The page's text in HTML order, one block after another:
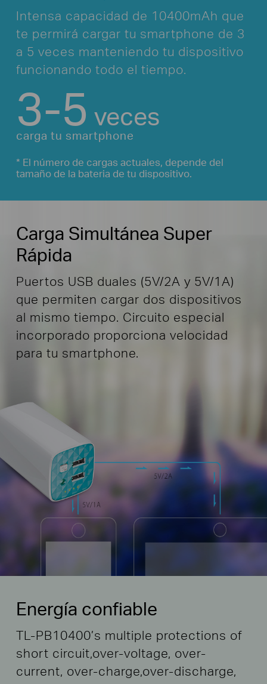
Intensa capacidad de 10400mAh que
te permirá cargar tu smartphone de 3
a 5 veces manteniendo tu dispositivo
funcionando todo el tiempo.
3-5 veces
carga tu smartphone
* El número de cargas actuales, depende del
tamaño de la bateria de tu dispositivo.
Carga Simultánea Super
Rápida
Puertos USB duales (5V/2A y 5V/1A)
que permiten cargar dos dispositivos
al mismo tiempo. Circuito especial
incorporado proporciona velocidad
para tu smartphone.
Energía confiable
TL-PB10400’s multiple protections of
short circuit,over-voltage, over-
current, over-charge,over-discharge,